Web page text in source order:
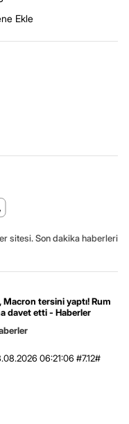
Ekle
sitesi. Son dakika haberleri
Macron tersini yaptı! Rum
davet etti - Haberler
06:21:06 #7.12#